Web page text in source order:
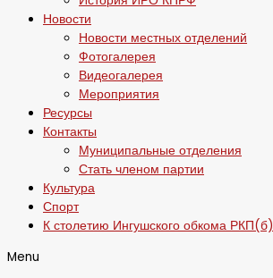
Новости
Новости местных отделений
Фотогалерея
Видеогалерея
Мероприятия
Ресурсы
Контакты
Муниципальные отделения
Стать членом партии
Культура
Спорт
К столетию Ингушского обкома РКП(б)
Menu